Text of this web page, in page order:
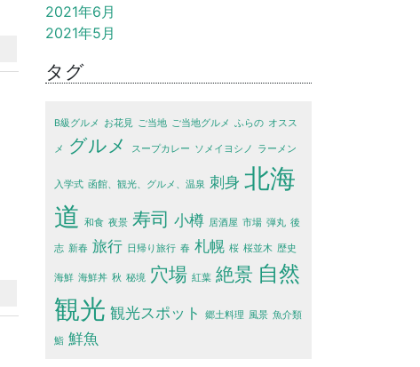
2021年6月
2021年5月
タグ
B級グルメ お花見 ご当地 ご当地グルメ ふらの オスス
メ グルメ スープカレー ソメイヨシノ ラーメン
入学式 函館、観光、グルメ、温泉 刺身 北海
道 和食 夜景 寿司 小樽 居酒屋 市場 弾丸 後
志 新春 旅行 日帰り旅行 春 札幌 桜 桜並木 歴史
海鮮 海鮮丼 秋 秘境 穴場 紅葉 絶景 自然
観光 観光スポット 郷土料理 風景 魚介類
鮨 鮮魚